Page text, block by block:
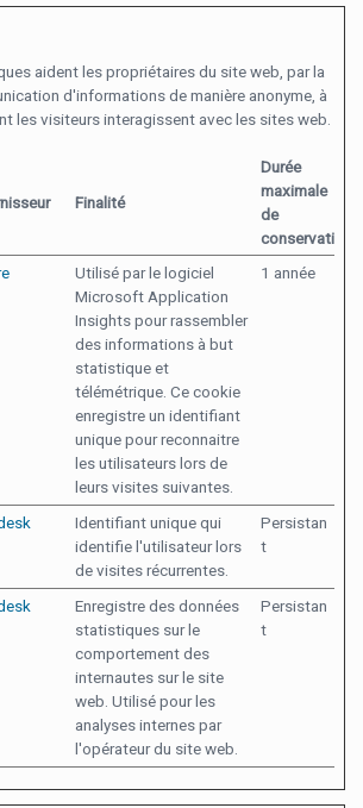
aident les propriétaires du site web, par la
d'informations de manière anonyme, à
les visiteurs interagissent avec les sites web.
Finalité
Durée
maximale
de
conservation
Utilisé par le logiciel
Microsoft Application
Insights pour rassembler
des informations à but
statistique et
télémétrique. Ce cookie
enregistre un identifiant
unique pour reconnaitre
les utilisateurs lors de
leurs visites suivantes.
1 année
Identifiant unique qui
identifie l'utilisateur lors
de visites récurrentes.
Persistan
t
Enregistre des données
statistiques sur le
comportement des
internautes sur le site
web. Utilisé pour les
analyses internes par
l'opérateur du site web.
Persistan
t